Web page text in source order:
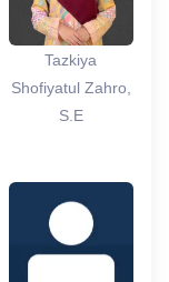
Tazkiya
Shofiyatul Zahro,
S.E